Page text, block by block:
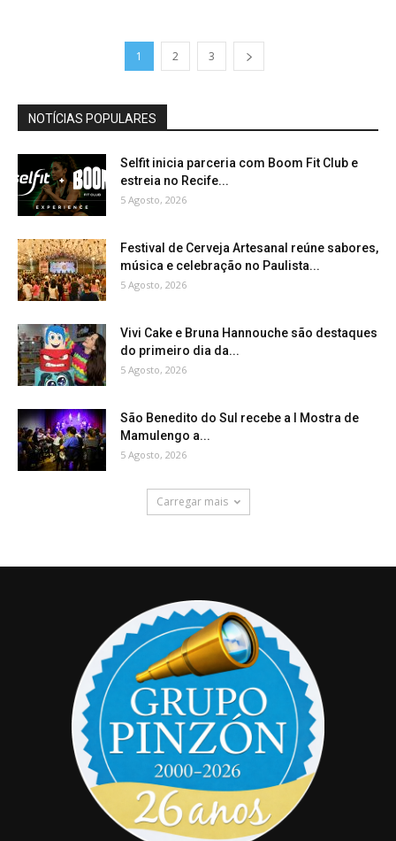
1 2 3
NOTÍCIAS POPULARES
Selfit inicia parceria com Boom Fit Club e
estreia no Recife...
5 Agosto, 2026
Festival de Cerveja Artesanal reúne sabores,
música e celebração no Paulista...
5 Agosto, 2026
Vivi Cake e Bruna Hannouche são destaques
do primeiro dia da...
5 Agosto, 2026
São Benedito do Sul recebe a I Mostra de
Mamulengo a...
5 Agosto, 2026
Carregar mais